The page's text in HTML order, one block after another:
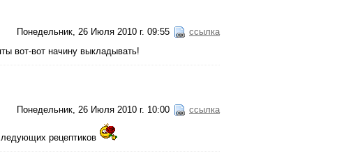
Понедельник, 26 Июля 2010 г. 09:55 ссылка
вот-вот начину выкладывать!
Понедельник, 26 Июля 2010 г. 10:00 ссылка
рецептиков